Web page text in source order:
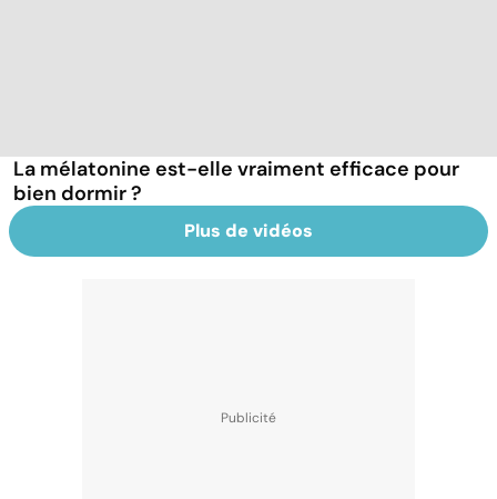
La mélatonine est-elle vraiment efficace pour
bien dormir ?
Plus de vidéos